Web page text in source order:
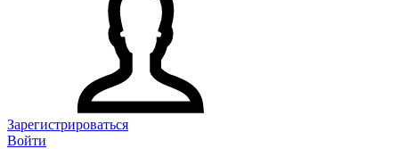
Зарегистрироваться
Войти